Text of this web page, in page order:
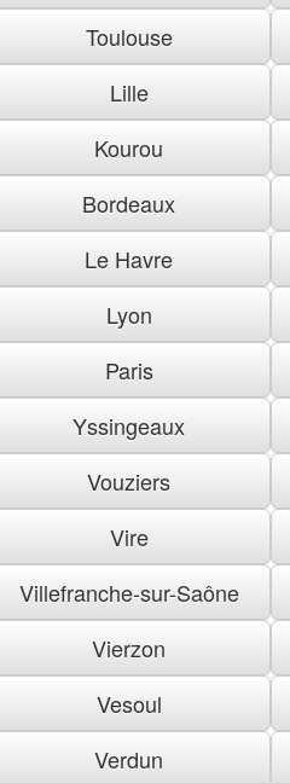
Toulouse
Lille
Kourou
Bordeaux
Le Havre
Lyon
Paris
Yssingeaux
Vouziers
Vire
Villefranche-sur-Saône
Vierzon
Vesoul
Verdun